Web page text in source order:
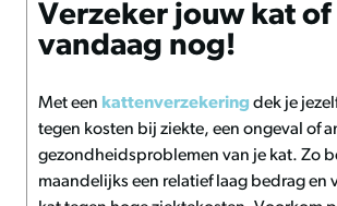
Verzeker jouw kat of
vandaag nog!
Met een kattenverzekering dek je
tegen kosten bij ziekte, een ongeval of
gezondheidsproblemen van je kat. Zo
maandelijks een relatief laag bedrag en